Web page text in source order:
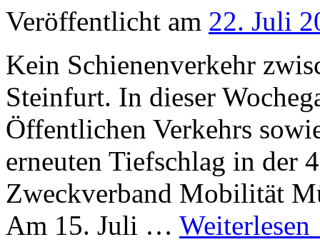
Veröffentlicht am 22. Juli
Kein Schienenverkehr
Steinfurt. In dieser
Öffentlichen Verkehrs
erneuten Tiefschlag in der
Zweckverband Mobilität
Am 15. Juli … Weiterlesen